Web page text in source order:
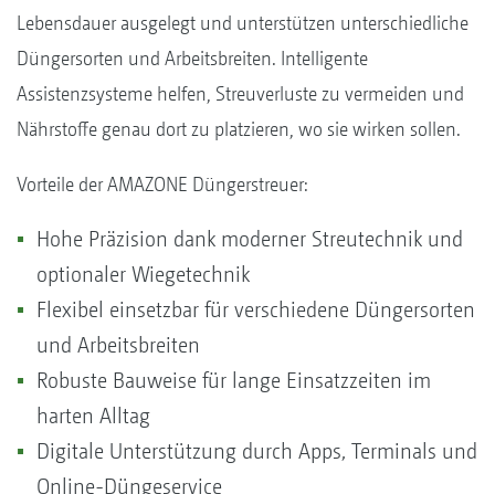
Lebensdauer ausgelegt und unterstützen unterschiedliche
Düngersorten und Arbeitsbreiten. Intelligente
Assistenzsysteme helfen, Streuverluste zu vermeiden und
Nährstoffe genau dort zu platzieren, wo sie wirken sollen.
Vorteile der AMAZONE Düngerstreuer:
Hohe Präzision dank moderner Streutechnik und
optionaler Wiegetechnik
Flexibel einsetzbar für verschiedene Düngersorten
und Arbeitsbreiten
Robuste Bauweise für lange Einsatzzeiten im
harten Alltag
Digitale Unterstützung durch Apps, Terminals und
Online-Düngeservice